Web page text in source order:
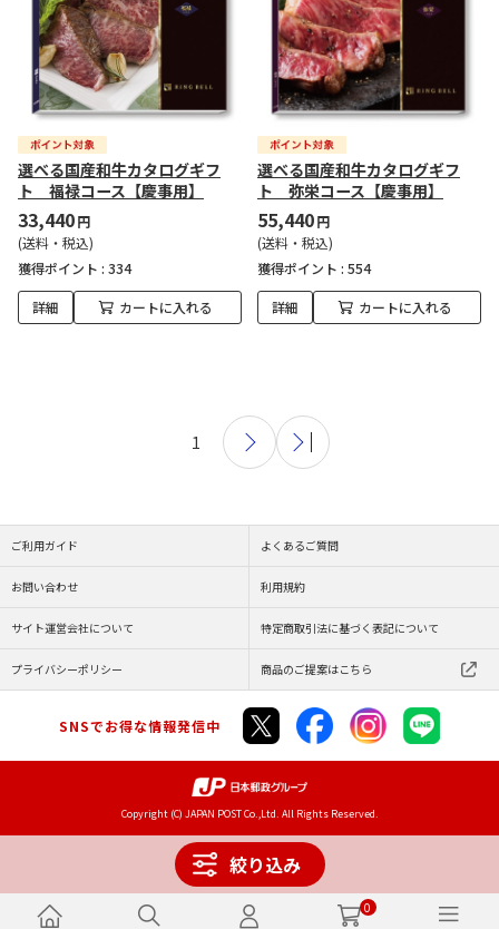
0
絞り込み
選べる国産和牛カタログギフ
ト 福禄コース【慶事用】
33,440円
(送料・税込)
獲得ポイント : 334
詳細 カートに入れる
選べる国産和牛カタログギフ
ト 弥栄コース【慶事用】
55,440円
(送料・税込)
獲得ポイント : 554
詳細 カートに入れる
1
ご利用ガイド よくあるご質問
お問い合わせ 利用規約
サイト運営会社について 特定商取引法に基づく表記について
プライバシーポリシー 商品のご提案はこちら
SNSでお得な情報発信中
Copyright (C) JAPAN POST Co.,Ltd. All Rights Reserved.